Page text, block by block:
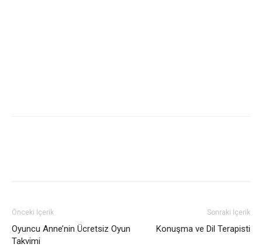
Önceki İçerik
Oyuncu Anne’nin Ücretsiz Oyun
Takvimi
Sonraki İçerik
Konuşma ve Dil Terapisti